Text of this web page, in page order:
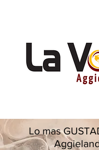
Lo mas